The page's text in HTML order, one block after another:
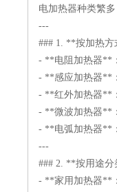
电加热器种类繁
---
### 1. **按加热
- **电阻加热器**
- **感应加热器**
- **红外加热器**
- **微波加热器**
- **电弧加热器**
---
### 2. **按用途
- **家用加热器**：